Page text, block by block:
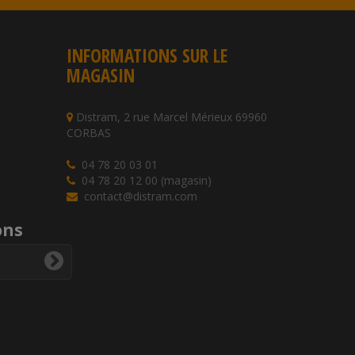
INFORMATIONS SUR LE
MAGASIN
Distram, 2 rue Marcel Mérieux 69960
CORBAS
04 78 20 03 01
04 78 20 12 00 (magasin)
contact@distram.com